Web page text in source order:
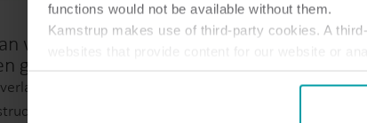
functions would not be available without them.
Kamstrup makes use of third-party cookies. A
websites that provide content for our website or
You can at any time change or withdraw your
waterverlies in een
gemeente
het waterverlies en
met het ALD-systeem.
Klantreferentie
Albox: het
systeem
Ontdek hoe
Kamstrup en